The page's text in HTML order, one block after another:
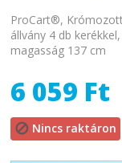
ProCart®,
állvány 4 db
magasság 137 cm
6 059 Ft
 Nincs raktáron